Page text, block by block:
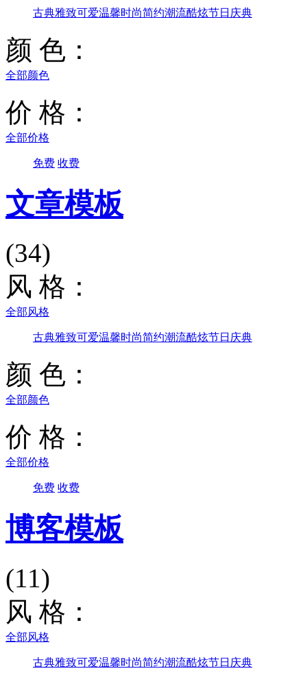
古典雅致可爱温馨时尚简约潮流酷炫节日庆典
颜 色：
全部颜色
价 格：
全部价格
免费 收费
文章模板
(34)
风 格：
全部风格
古典雅致可爱温馨时尚简约潮流酷炫节日庆典
颜 色：
全部颜色
价 格：
全部价格
免费 收费
博客模板
(11)
风 格：
全部风格
古典雅致可爱温馨时尚简约潮流酷炫节日庆典